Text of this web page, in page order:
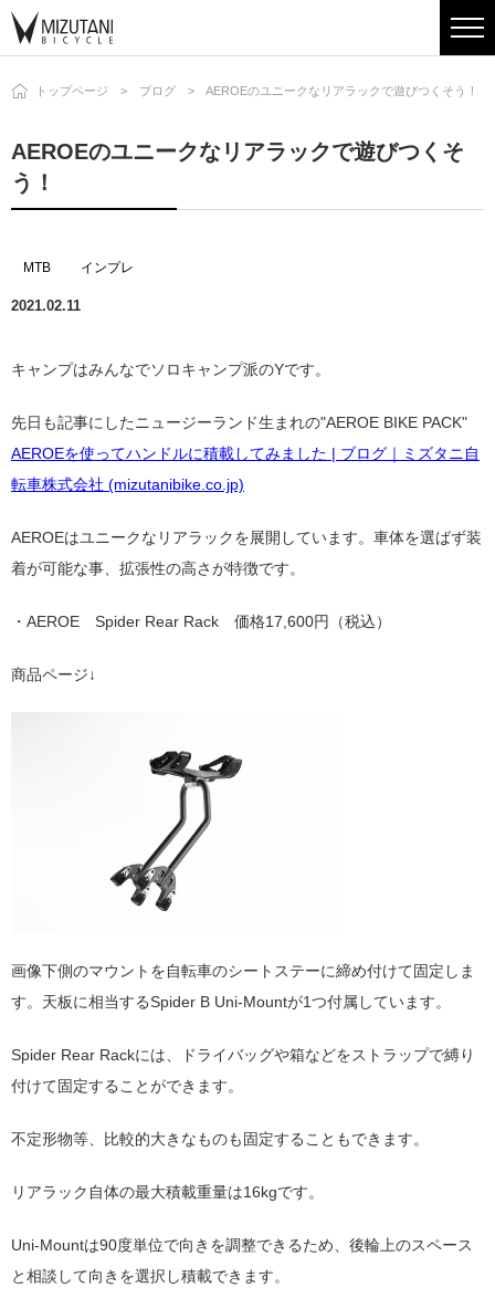
トップページ ブログ AEROEのユニークなリアラックで遊びつくそう！
AEROEのユニークなリアラックで遊びつくそ
う！
MTB インプレ
2021.02.11
キャンプはみんなでソロキャンプ派のYです。
先日も記事にしたニュージーランド生まれの"AEROE BIKE PACK"
AEROEを使ってハンドルに積載してみました | ブログ｜ミズタニ自
転車株式会社 (mizutanibike.co.jp)
AEROEはユニークなリアラックを展開しています。車体を選ばず装
着が可能な事、拡張性の高さが特徴です。
・AEROE Spider Rear Rack 価格17,600円（税込）
商品ページ↓
画像下側のマウントを自転車のシートステーに締め付けて固定しま
す。天板に相当するSpider B Uni-Mountが1つ付属しています。
Spider Rear Rackには、ドライバッグや箱などをストラップで縛り
付けて固定することができます。
不定形物等、比較的大きなものも固定することもできます。
リアラック自体の最大積載重量は16kgです。
Uni-Mountは90度単位で向きを調整できるため、後輪上のスペース
と相談して向きを選択し積載できます。